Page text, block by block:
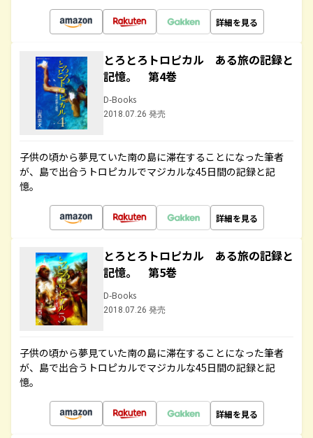
詳細を見る
とろとろトロピカル ある旅の記録と
記憶。 第4巻
D-Books
2018.07.26 発売
子供の頃から夢見ていた南の島に滞在することになった筆者
が、島で出合うトロピカルでマジカルな45日間の記録と記
憶。
詳細を見る
とろとろトロピカル ある旅の記録と
記憶。 第5巻
D-Books
2018.07.26 発売
子供の頃から夢見ていた南の島に滞在することになった筆者
が、島で出合うトロピカルでマジカルな45日間の記録と記
憶。
詳細を見る